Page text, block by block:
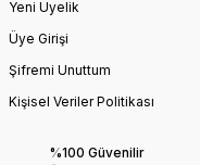
Yeni Üyelik
Üye Girişi
Şifremi Unuttum
Kişisel Veriler Politikası
%100 Güvenilir